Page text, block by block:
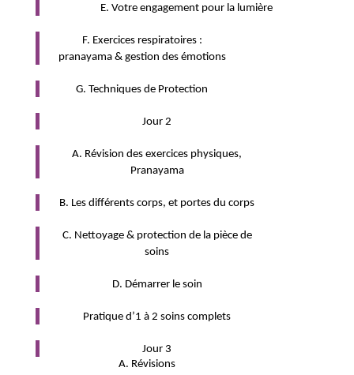
E. Votre engagement pour la lumière
F. Exercices respiratoires :
pranayama & gestion des émotions
G. Techniques de Protection
Jour 2
A. Révision des exercices physiques,
Pranayama
B. Les différents corps, et portes du corps
C. Nettoyage & protection de la pièce de
soins
D. Démarrer le soin
Pratique d’1 à 2 soins complets
Jour 3
A. Révisions